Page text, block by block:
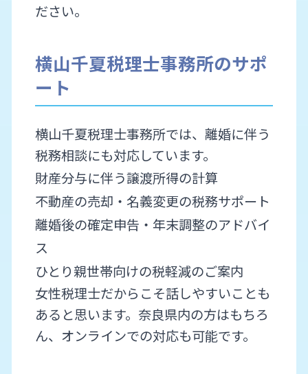
ださい。
横山千夏税理士事務所のサポ
ート
横山千夏税理士事務所では、離婚に伴う
税務相談にも対応しています。
財産分与に伴う譲渡所得の計算
不動産の売却・名義変更の税務サポート
離婚後の確定申告・年末調整のアドバイ
ス
ひとり親世帯向けの税軽減のご案内
女性税理士だからこそ話しやすいことも
あると思います。奈良県内の方はもちろ
ん、オンラインでの対応も可能です。